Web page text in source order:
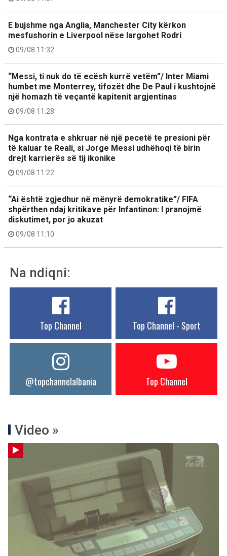
E bujshme nga Anglia, Manchester City kërkon
mesfushorin e Liverpool nëse largohet Rodri
09/08 11:32
“Messi, ti nuk do të ecësh kurrë vetëm”/ Inter Miami
humbet me Monterrey, tifozët dhe De Paul i kushtojnë
një homazh të veçantë kapitenit argjentinas
09/08 11:28
Nga kontrata e shkruar në një pecetë te presioni për
të kaluar te Reali, si Jorge Messi udhëhoqi të birin
drejt karrierës së tij ikonike
09/08 11:22
“Ai është zgjedhur në mënyrë demokratike”/ FIFA
shpërthen ndaj kritikave për Infantinon: I pranojmë
diskutimet, por jo akuzat
09/08 11:10
Na ndiqni:
Top Channel Top Channel - Sport
@topchannelalbania Top Channel
Video »